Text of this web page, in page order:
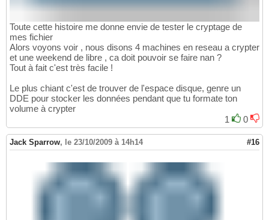
Toute cette histoire me donne envie de tester le cryptage de
mes fichier
Alors voyons voir , nous disons 4 machines en reseau a crypter
et une weekend de libre , ca doit pouvoir se faire nan ?
Tout à fait c'est très facile !
Le plus chiant c'est de trouver de l'espace disque, genre un
DDE pour stocker les données pendant que tu formate ton
volume à crypter
1
0
Jack Sparrow, le 23/10/2009 à 14h14 #16